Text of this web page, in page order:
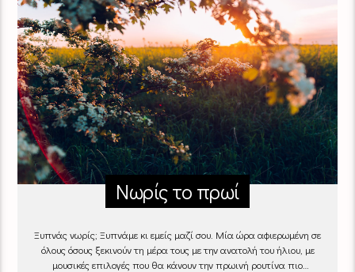
Νωρίς το πρωί
Ξυπνάς νωρίς; Ξυπνάμε κι εμείς μαζί σου. Μία ώρα αφιερωμένη σε
όλους όσους ξεκινούν τη μέρα τους με την ανατολή του ήλιου, με
μουσικές επιλογές που θα κάνουν την πρωινή ρουτίνα πιο